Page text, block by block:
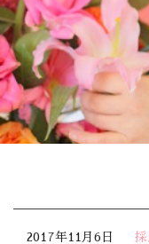
2017年11月6日